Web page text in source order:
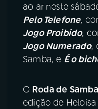
ao ar neste
Pelo Telefone,
Jogo Proibido,
Jogo Numerado,
Samba, e É o
O Roda de Samba
edição de Heloisa